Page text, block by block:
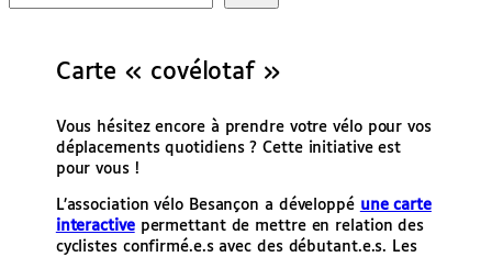
c
Carte « covélotaf »
Vous hésitez encore à prendre votre vélo pour vos
déplacements quotidiens ? Cette initiative est
pour vous !
L’association vélo Besançon a développé une carte
interactive permettant de mettre en relation des
cyclistes confirmé.e.s avec des débutant.e.s. Les